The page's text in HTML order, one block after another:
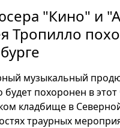
Россия
Мир
Здоровье
Туризм
Мода
Театр
"Кино" и
Тропилло
музыкальный
будет похоронен в этот
кладбище в
траурных